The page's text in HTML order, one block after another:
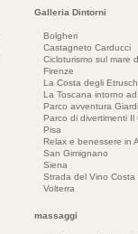
Galleria Dintorni
Bolgheri
Castagneto Carducci
Cicloturismo sul mare
Firenze
La Costa degli
La Toscana intorno
Parco avventura
Parco di divertimenti Il
Pisa
Relax e benessere in
San Gimignano
Siena
Strada del Vino Costa
Volterra
massaggi